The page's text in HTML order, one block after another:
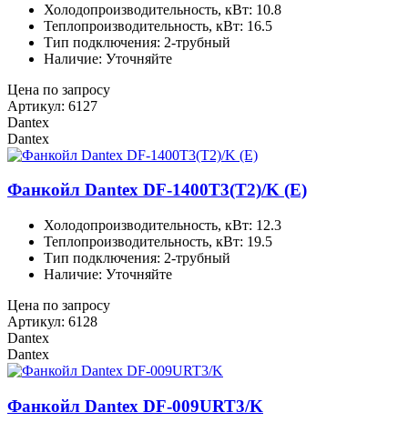
Холодопроизводительность, кВт: 10.8
Теплопроизводительность, кВт: 16.5
Тип подключения: 2-трубный
Наличие: Уточняйте
Цена по запросу
Артикул: 6127
Dantex
Dantex
Фанкойл Dantex DF-1400T3(T2)/K (E)
Холодопроизводительность, кВт: 12.3
Теплопроизводительность, кВт: 19.5
Тип подключения: 2-трубный
Наличие: Уточняйте
Цена по запросу
Артикул: 6128
Dantex
Dantex
Фанкойл Dantex DF-009URT3/K